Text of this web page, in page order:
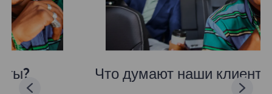
Что думают наши клиенты?